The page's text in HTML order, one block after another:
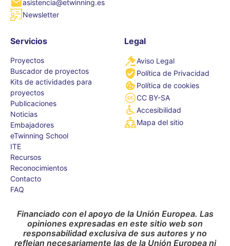
asistencia@etwinning.es
Newsletter
Servicios
Proyectos
Buscador de proyectos
Kits de actividades para
proyectos
Publicaciones
Noticias
Embajadores
eTwinning School
ITE
Recursos
Reconocimientos
Contacto
FAQ
Legal
Aviso Legal
Política de Privacidad
Política de cookies
CC BY-SA
Accesibilidad
Mapa del sitio
Financiado con el apoyo de la Unión Europea. Las
opiniones expresadas en este sitio web son
responsabilidad exclusiva de sus autores y no
reflejan necesariamente las de la Unión Europea ni